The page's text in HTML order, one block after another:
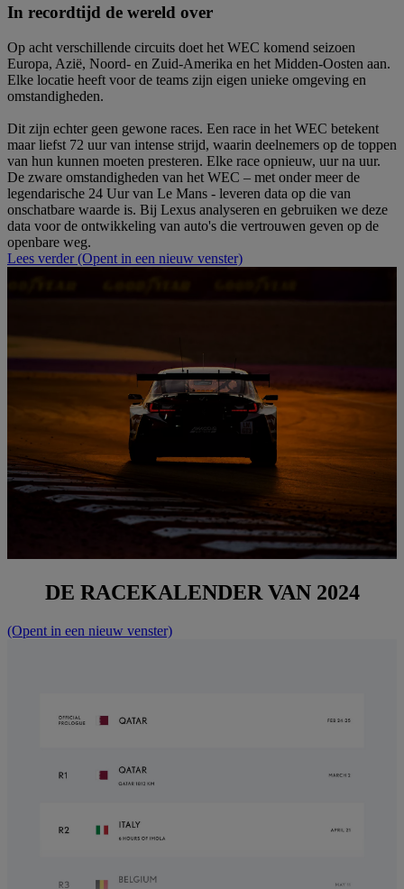
In recordtijd de wereld over
Op acht verschillende circuits doet het WEC komend seizoen
Europa, Azië, Noord- en Zuid-Amerika en het Midden-Oosten aan.
Elke locatie heeft voor de teams zijn eigen unieke omgeving en
omstandigheden.
Dit zijn echter geen gewone races. Een race in het WEC betekent
maar liefst 72 uur van intense strijd, waarin deelnemers op de toppen
van hun kunnen moeten presteren. Elke race opnieuw, uur na uur.
De zware omstandigheden van het WEC – met onder meer de
legendarische 24 Uur van Le Mans - leveren data op die van
onschatbare waarde is. Bij Lexus analyseren en gebruiken we deze
data voor de ontwikkeling van auto's die vertrouwen geven op de
openbare weg.
Lees verder(Opent in een nieuw venster)
DE RACEKALENDER VAN 2024
(Opent in een nieuw venster)